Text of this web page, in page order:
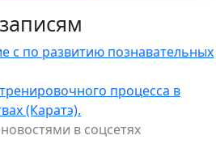
с по развитию познавательных
процесса в
(Каратэ).
в соцсетях